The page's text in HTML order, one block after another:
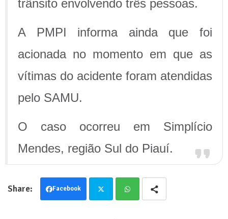
trânsito envolvendo três pessoas.
A PMPI informa ainda que foi
acionada no momento em que as
vítimas do acidente foram atendidas
pelo SAMU.
O caso ocorreu em Simplício
Mendes, região Sul do Piauí.
Facebook